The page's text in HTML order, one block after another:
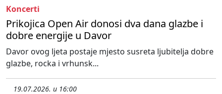
Koncerti
Prikojica Open Air donosi dva dana glazbe i
dobre energije u Davor
Davor ovog ljeta postaje mjesto susreta ljubitelja dobre
glazbe, rocka i vrhunsk...
19.07.2026. u 16:00